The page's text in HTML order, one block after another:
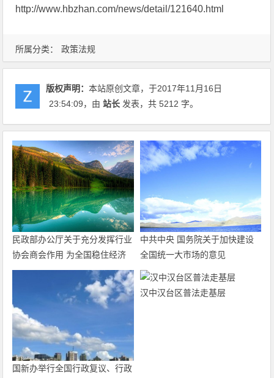
所属分类： 政策法规
http://www.hbzhan.com/news/detail/121640.html
版权声明：本站原创文章，于2017年11月16日
23:54:09，由站长 发表，共 5212 字。
民政部办公厅关于充分发挥行业
协会商会作用 为全国稳住经济
大盘积极贡献力量的通知
中共中央 国务院关于加快建设
全国统一大市场的意见
国新办举行全国行政复议、行政
汉中汉台区普法走基层